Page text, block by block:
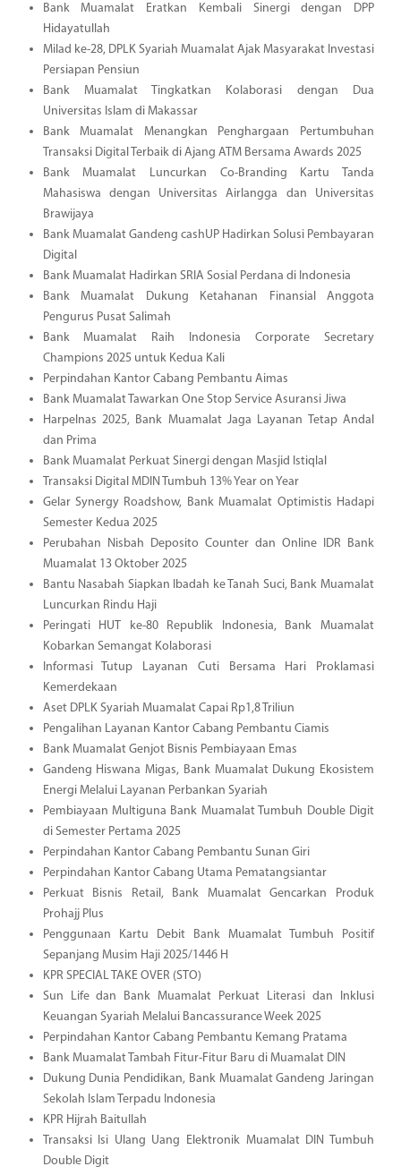
Bank Muamalat Eratkan Kembali Sinergi dengan DPP
Hidayatullah
Milad ke-28, DPLK Syariah Muamalat Ajak Masyarakat Investasi
Persiapan Pensiun
Bank Muamalat Tingkatkan Kolaborasi dengan Dua
Universitas Islam di Makassar
Bank Muamalat Menangkan Penghargaan Pertumbuhan
Transaksi Digital Terbaik di Ajang ATM Bersama Awards 2025
Bank Muamalat Luncurkan Co-Branding Kartu Tanda
Mahasiswa dengan Universitas Airlangga dan Universitas
Brawijaya
Bank Muamalat Gandeng cashUP Hadirkan Solusi Pembayaran
Digital
Bank Muamalat Hadirkan SRIA Sosial Perdana di Indonesia
Bank Muamalat Dukung Ketahanan Finansial Anggota
Pengurus Pusat Salimah
Bank Muamalat Raih Indonesia Corporate Secretary
Champions 2025 untuk Kedua Kali
Perpindahan Kantor Cabang Pembantu Aimas
Bank Muamalat Tawarkan One Stop Service Asuransi Jiwa
Harpelnas 2025, Bank Muamalat Jaga Layanan Tetap Andal
dan Prima
Bank Muamalat Perkuat Sinergi dengan Masjid Istiqlal
Transaksi Digital MDIN Tumbuh 13% Year on Year
Gelar Synergy Roadshow, Bank Muamalat Optimistis Hadapi
Semester Kedua 2025
Perubahan Nisbah Deposito Counter dan Online IDR Bank
Muamalat 13 Oktober 2025
Bantu Nasabah Siapkan Ibadah ke Tanah Suci, Bank Muamalat
Luncurkan Rindu Haji
Peringati HUT ke-80 Republik Indonesia, Bank Muamalat
Kobarkan Semangat Kolaborasi
Informasi Tutup Layanan Cuti Bersama Hari Proklamasi
Kemerdekaan
Aset DPLK Syariah Muamalat Capai Rp1,8 Triliun
Pengalihan Layanan Kantor Cabang Pembantu Ciamis
Bank Muamalat Genjot Bisnis Pembiayaan Emas
Gandeng Hiswana Migas, Bank Muamalat Dukung Ekosistem
Energi Melalui Layanan Perbankan Syariah
Pembiayaan Multiguna Bank Muamalat Tumbuh Double Digit
di Semester Pertama 2025
Perpindahan Kantor Cabang Pembantu Sunan Giri
Perpindahan Kantor Cabang Utama Pematangsiantar
Perkuat Bisnis Retail, Bank Muamalat Gencarkan Produk
Prohajj Plus
Penggunaan Kartu Debit Bank Muamalat Tumbuh Positif
Sepanjang Musim Haji 2025/1446 H
KPR SPECIAL TAKE OVER (STO)
Sun Life dan Bank Muamalat Perkuat Literasi dan Inklusi
Keuangan Syariah Melalui Bancassurance Week 2025
Perpindahan Kantor Cabang Pembantu Kemang Pratama
Bank Muamalat Tambah Fitur-Fitur Baru di Muamalat DIN
Dukung Dunia Pendidikan, Bank Muamalat Gandeng Jaringan
Sekolah Islam Terpadu Indonesia
KPR Hijrah Baitullah
Transaksi Isi Ulang Uang Elektronik Muamalat DIN Tumbuh
Double Digit